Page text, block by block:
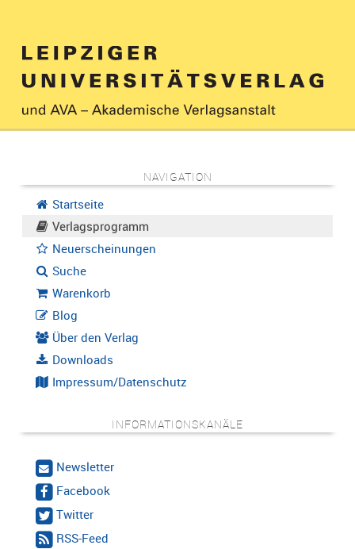
NAVIGATION
Startseite
Verlagsprogramm
Neuerscheinungen
Suche
Warenkorb
Blog
Über den Verlag
Downloads
Impressum/Datenschutz
INFORMATIONSKANÄLE
Newsletter
Facebook
Twitter
RSS-Feed